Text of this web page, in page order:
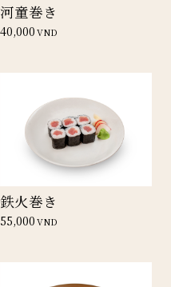
河童巻き
40,000VND
鉄火巻き
55,000VND